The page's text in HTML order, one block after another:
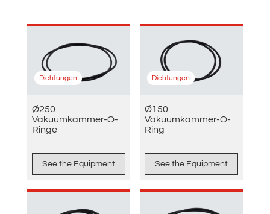
Dichtungen
Ø250
Vakuumkammer-O-
Ringe
See the Equipment
Dichtungen
Ø150
Vakuumkammer-O-
Ring
See the Equipment